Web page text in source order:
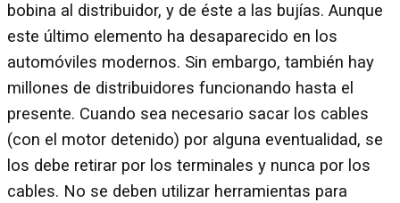
bobina al distribuidor, y de éste a las bujías. Aunque
este último elemento ha desaparecido en los
automóviles modernos. Sin embargo, también hay
millones de distribuidores funcionando hasta el
presente. Cuando sea necesario sacar los cables
(con el motor detenido) por alguna eventualidad, se
los debe retirar por los terminales y nunca por los
cables. No se deben utilizar herramientas para